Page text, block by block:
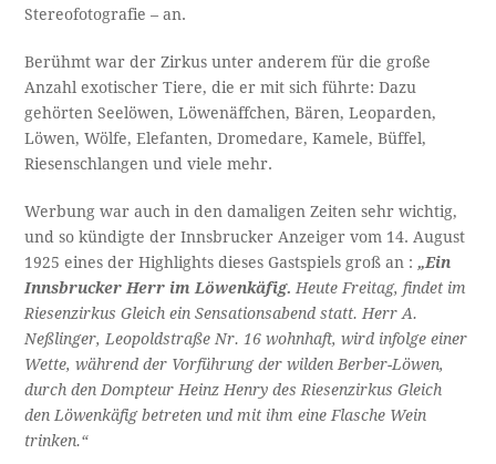
Stereofotografie – an.
Berühmt war der Zirkus unter anderem für die große
Anzahl exotischer Tiere, die er mit sich führte: Dazu
gehörten Seelöwen, Löwenäffchen, Bären, Leoparden,
Löwen, Wölfe, Elefanten, Dromedare, Kamele, Büffel,
Riesenschlangen und viele mehr.
Werbung war auch in den damaligen Zeiten sehr wichtig,
und so kündigte der Innsbrucker Anzeiger vom 14. August
1925 eines der Highlights dieses Gastspiels groß an :„Ein
Innsbrucker Herr im Löwenkäfig.Heute Freitag, findet im
Riesenzirkus Gleich ein Sensationsabend statt. Herr A.
Neßlinger, Leopoldstraße Nr. 16 wohnhaft, wird infolge einer
Wette, während der Vorführung der wilden Berber-Löwen,
durch den Dompteur Heinz Henry des Riesenzirkus Gleich
den Löwenkäfig betreten und mit ihm eine Flasche Wein
trinken.“